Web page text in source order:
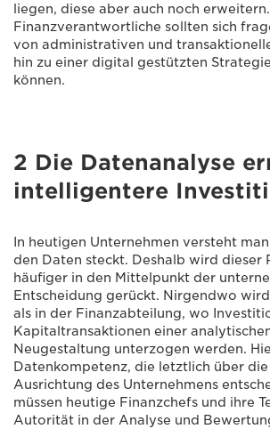
liegen, diese aber auch noch erweitern.
Finanzverantwortliche sollten sich
von administrativen und
hin zu einer digital gestützten
können.
2 Die Datenanalyse
intelligentere
In heutigen Unternehmen versteht
den Daten steckt. Deshalb wird dieser
häufiger in den Mittelpunkt der
Entscheidung gerückt. Nirgendwo
als in der Finanzabteilung, wo
Kapitaltransaktionen einer
Neugestaltung unterzogen werden.
Datenkompetenz, die letztlich über
Ausrichtung des Unternehmens
müssen heutige Finanzchefs und ihre
Autorität in der Analyse und